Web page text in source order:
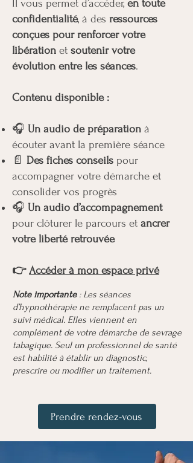
Il vous permet d’accéder, en toute
confidentialité, à des ressources
conçues pour renforcer votre
libération et soutenir votre
évolution entre les séances.
Contenu disponible :
🎧 Un audio de préparation à
écouter avant la première séance
📄 Des fiches conseils pour
accompagner votre démarche et
consolider vos progrès
🎧 Un audio d’accompagnement
pour clôturer le parcours et ancrer
votre liberté retrouvée
👉Accéder à mon espace privé
Note importante : Les séances
d’hypnothérapie ne remplacent pas un
suivi médical. Elles viennent en
complément de votre démarche de sevrage
tabagique. Seul un professionnel de santé
est habilité à établir un diagnostic,
prescrire ou modifier un traitement.
Prendre rendez-vous